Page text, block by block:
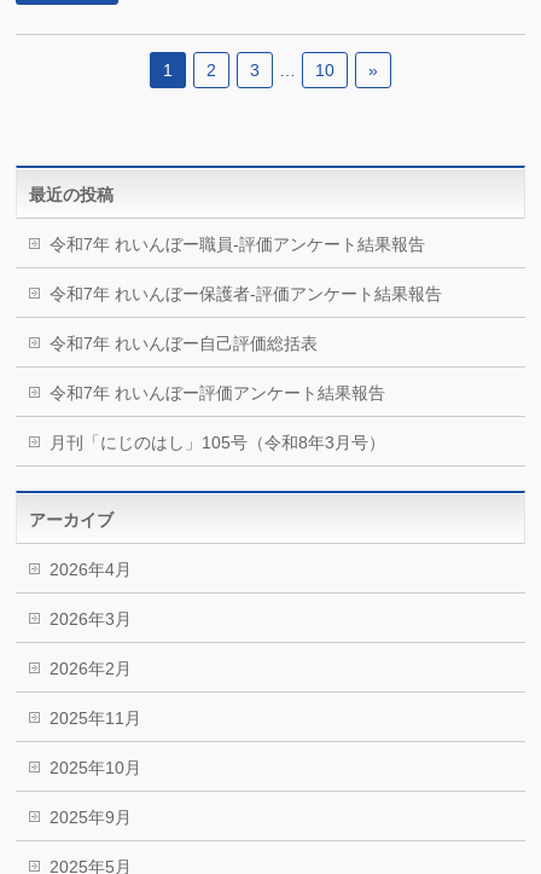
1 2 3 10 »
最近の投稿
令和7年 れいんぼー職員-評価アンケート結果報告
令和7年 れいんぼー保護者-評価アンケート結果報告
令和7年 れいんぼー自己評価総括表
令和7年 れいんぼー評価アンケート結果報告
月刊「にじのはし」105号（令和8年3月号）
アーカイブ
2026年4月
2026年3月
2026年2月
2025年11月
2025年10月
2025年9月
2025年5月